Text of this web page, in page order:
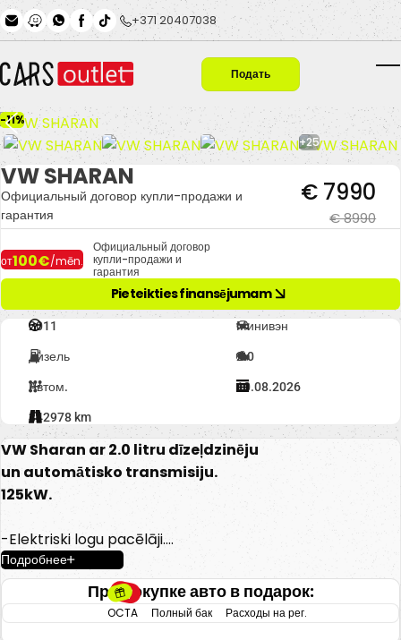
Skip to main content+371 20407038
Подать
заявку
-11%
+25
VW SHARAN
Официальный договор купли-продажи и
гарантия
€ 8990
€ 7990
от100€/mēn.
Официальный договор
купли-продажи и
гарантия
Pieteikties finansējumam
2011 Минивэн
Дизель 2.0
Автом. 10.08.2026
342978 km
При покупке авто в подарок:
Расходы на рег.
Полный бак
OCTA
VW Sharan ar 2.0 litru dīzeļdzinēju
un automātisko transmisiju.
125kW.
-Elektriski logu pacēlāji.
-Pusādas salons.
-Elektriski regulējami un apsildāmi
spoguļi.
-Kondicionieris.
Подробнее